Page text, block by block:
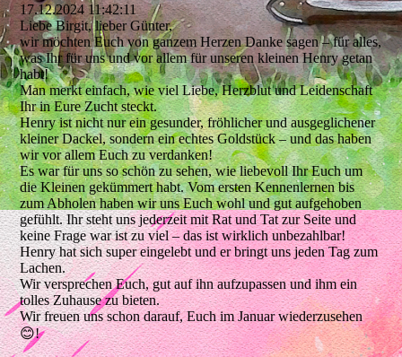
17.12.2024 11:42:11
Liebe Birgit, lieber Günter,
wir möchten Euch von ganzem Herzen Danke sagen – für alles,
was Ihr für uns und vor allem für unseren kleinen Henry getan
habt!
Man merkt einfach, wie viel Liebe, Herzblut und Leidenschaft
Ihr in Eure Zucht steckt.
Henry ist nicht nur ein gesunder, fröhlicher und ausgeglichener
kleiner Dackel, sondern ein echtes Goldstück – und das haben
wir vor allem Euch zu verdanken!
Es war für uns so schön zu sehen, wie liebevoll Ihr Euch um
die Kleinen gekümmert habt. Vom ersten Kennenlernen bis
zum Abholen haben wir uns Euch wohl und gut aufgehoben
gefühlt. Ihr steht uns jederzeit mit Rat und Tat zur Seite und
keine Frage war ist zu viel – das ist wirklich unbezahlbar!
Henry hat sich super eingelebt und er bringt uns jeden Tag zum
Lachen.
Wir versprechen Euch, gut auf ihn aufzupassen und ihm ein
tolles Zuhause zu bieten.
Wir freuen uns schon darauf, Euch im Januar wiederzusehen
😊!